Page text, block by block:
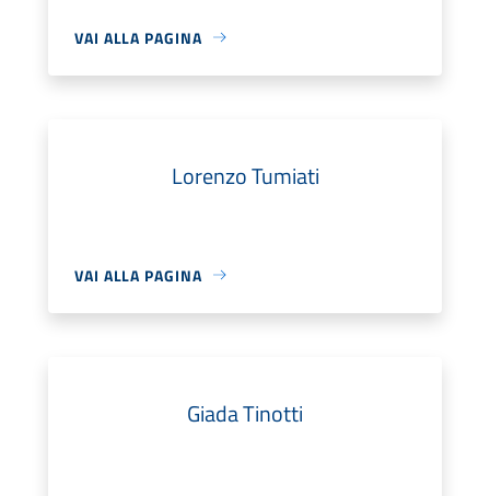
VAI ALLA PAGINA
Lorenzo Tumiati
VAI ALLA PAGINA
Giada Tinotti